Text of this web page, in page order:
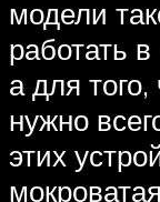
модели
работать
а для
нужно
этих